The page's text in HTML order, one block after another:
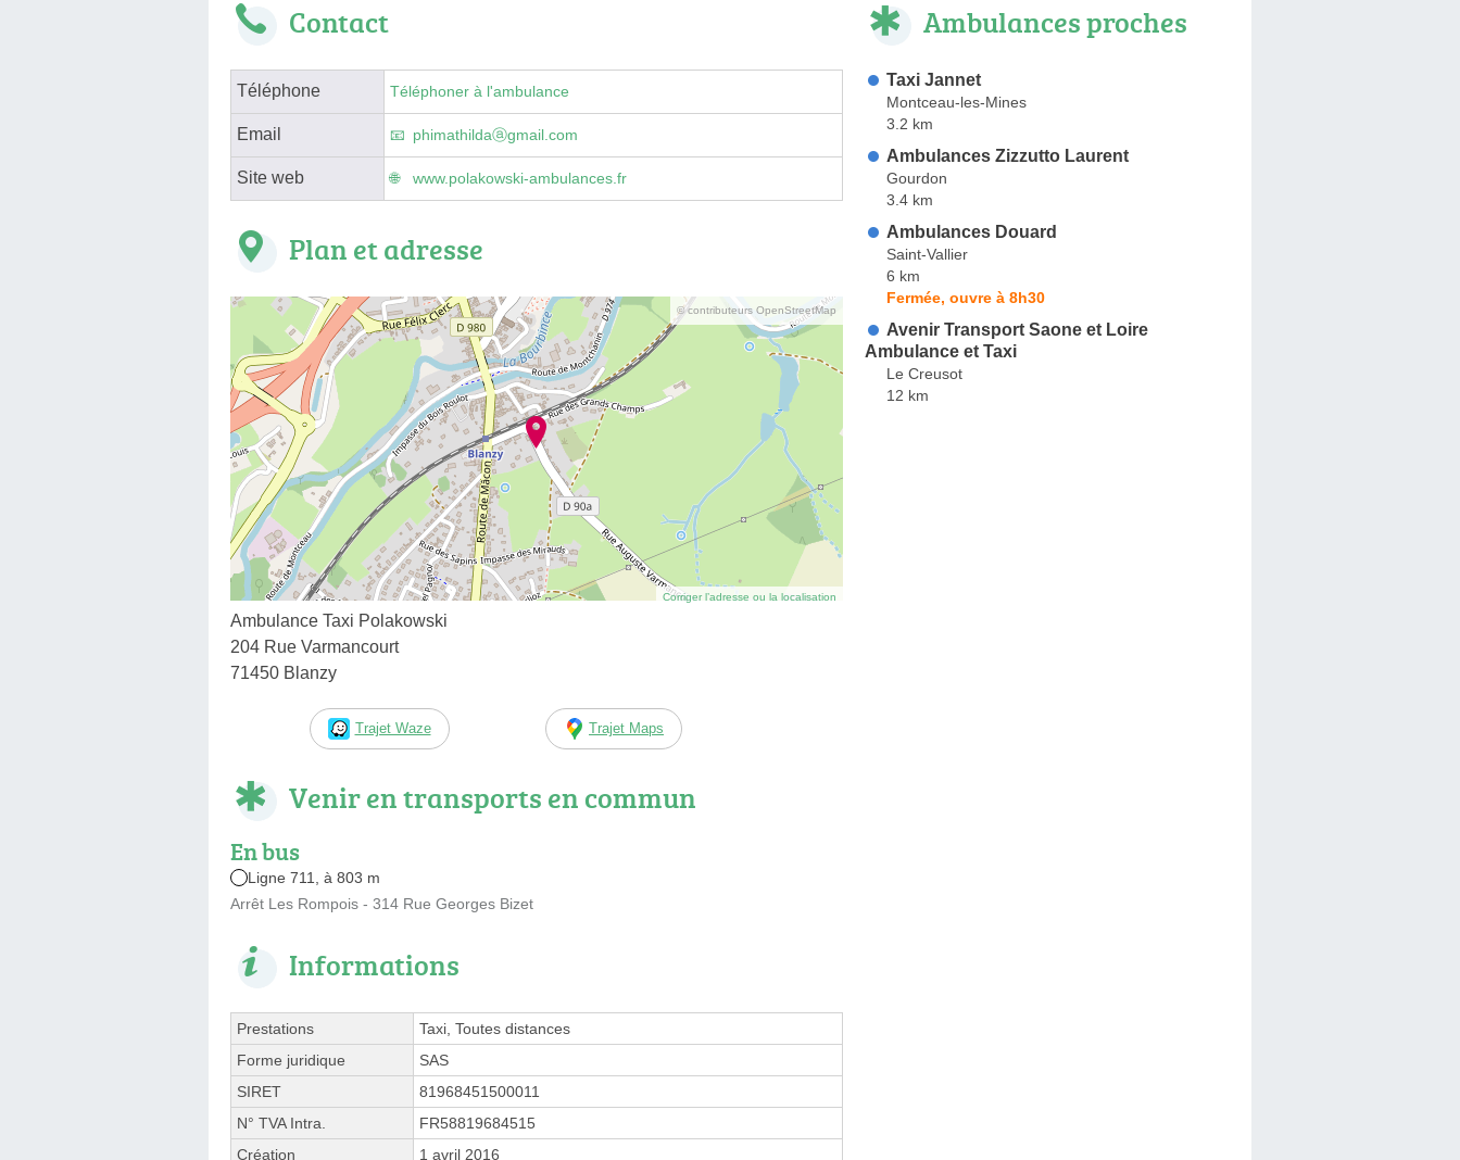
Contact
Téléphone Téléphoner à l'ambulance
Email phimathildaⓐgmail.com
Site web www.polakowski-ambulances.fr
Plan et adresse
© contributeurs OpenStreetMap
Corriger l’adresse ou la localisation
Ambulance Taxi Polakowski
204 Rue Varmancourt
71450 Blanzy
Trajet Waze Trajet Maps
Venir en transports en commun
En bus
Ligne 711, à 803 m
Arrêt Les Rompois - 314 Rue Georges Bizet
Informations
Prestations
Taxi, Toutes distances
Forme juridique
SAS
SIRET
81968451500011
N° TVA Intra.
FR58819684515
Création
1 avril 2016
Ambulances proches
Taxi Jannet
Montceau-les-Mines
3.2 km
Ambulances Zizzutto Laurent
Gourdon
3.4 km
Ambulances Douard
Saint-Vallier
6 km
Fermée, ouvre à 8h30
Avenir Transport Saone et Loire
Ambulance et Taxi
Le Creusot
12 km